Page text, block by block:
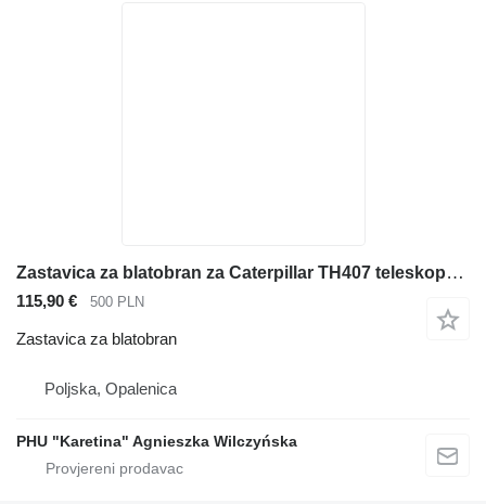
Zastavica za blatobran za Caterpillar TH407 teleskopskog utovarivača
115,90 € 500 PLN
Zastavica za blatobran
Poljska, Opalenica
PHU "Karetina" Agnieszka Wilczyńska